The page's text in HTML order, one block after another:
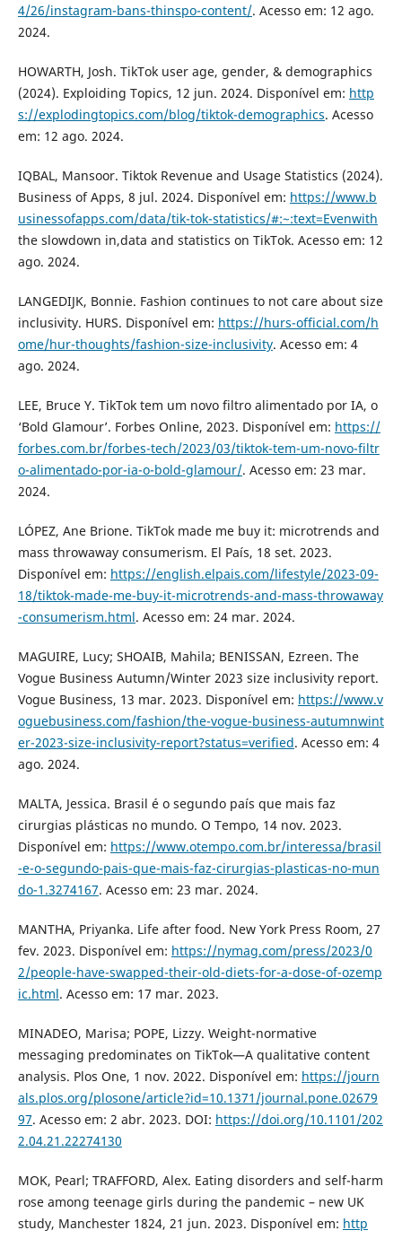
4/26/instagram-bans-thinspo-content/. Acesso em: 12 ago.
2024.
HOWARTH, Josh. TikTok user age, gender, & demographics
(2024). Exploiding Topics, 12 jun. 2024. Disponível em: http
s://explodingtopics.com/blog/tiktok-demographics. Acesso
em: 12 ago. 2024.
IQBAL, Mansoor. Tiktok Revenue and Usage Statistics (2024).
Business of Apps, 8 jul. 2024. Disponível em: https://www.b
usinessofapps.com/data/tik-tok-statistics/#:~:text=Evenwith
the slowdown in,data and statistics on TikTok. Acesso em: 12
ago. 2024.
LANGEDIJK, Bonnie. Fashion continues to not care about size
inclusivity. HURS. Disponível em: https://hurs-official.com/h
ome/hur-thoughts/fashion-size-inclusivity. Acesso em: 4
ago. 2024.
LEE, Bruce Y. TikTok tem um novo filtro alimentado por IA, o
‘Bold Glamour’. Forbes Online, 2023. Disponível em: https://
forbes.com.br/forbes-tech/2023/03/tiktok-tem-um-novo-filtr
o-alimentado-por-ia-o-bold-glamour/. Acesso em: 23 mar.
2024.
LÓPEZ, Ane Brione. TikTok made me buy it: microtrends and
mass throwaway consumerism. El País, 18 set. 2023.
Disponível em: https://english.elpais.com/lifestyle/2023-09-
18/tiktok-made-me-buy-it-microtrends-and-mass-throwaway
-consumerism.html. Acesso em: 24 mar. 2024.
MAGUIRE, Lucy; SHOAIB, Mahila; BENISSAN, Ezreen. The
Vogue Business Autumn/Winter 2023 size inclusivity report.
Vogue Business, 13 mar. 2023. Disponível em: https://www.v
oguebusiness.com/fashion/the-vogue-business-autumnwint
er-2023-size-inclusivity-report?status=verified. Acesso em: 4
ago. 2024.
MALTA, Jessica. Brasil é o segundo país que mais faz
cirurgias plásticas no mundo. O Tempo, 14 nov. 2023.
Disponível em: https://www.otempo.com.br/interessa/brasil
-e-o-segundo-pais-que-mais-faz-cirurgias-plasticas-no-mun
do-1.3274167. Acesso em: 23 mar. 2024.
MANTHA, Priyanka. Life after food. New York Press Room, 27
fev. 2023. Disponível em: https://nymag.com/press/2023/0
2/people-have-swapped-their-old-diets-for-a-dose-of-ozemp
ic.html. Acesso em: 17 mar. 2023.
MINADEO, Marisa; POPE, Lizzy. Weight-normative
messaging predominates on TikTok—A qualitative content
analysis. Plos One, 1 nov. 2022. Disponível em: https://journ
als.plos.org/plosone/article?id=10.1371/journal.pone.02679
97. Acesso em: 2 abr. 2023. DOI: https://doi.org/10.1101/202
2.04.21.22274130
MOK, Pearl; TRAFFORD, Alex. Eating disorders and self-harm
rose among teenage girls during the pandemic – new UK
study, Manchester 1824, 21 jun. 2023. Disponível em: http